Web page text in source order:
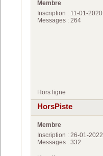
Membre
Inscription : 11-01-2020
Messages : 264
Hors ligne
HorsPiste
Membre
Inscription : 26-01-2022
Messages : 332